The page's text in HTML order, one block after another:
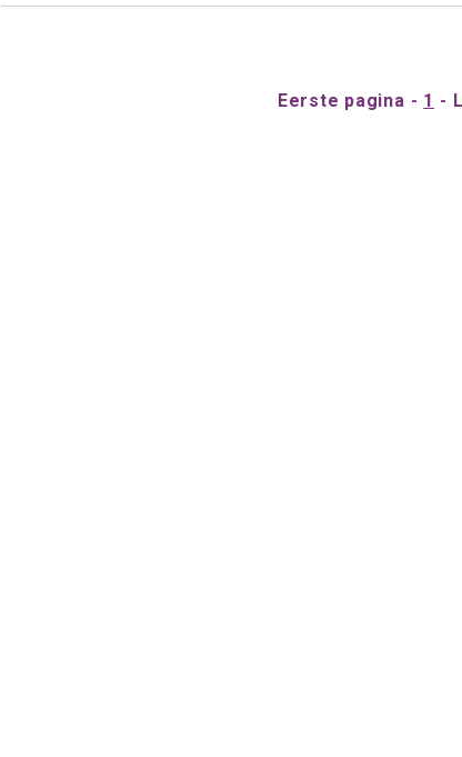
Eerste pagina 1